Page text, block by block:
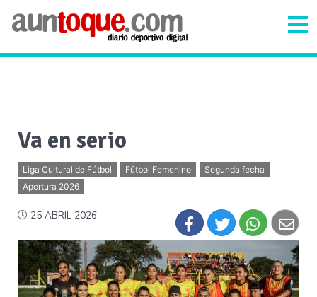
Va en serio
Liga Cultural de Fútbol Fútbol Femenino
Segunda fecha
Apertura 2026
25 ABRIL 2026